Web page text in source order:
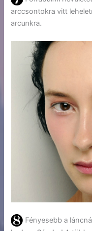
arccsontokra vitt
arcunkra.
Fényesebb a